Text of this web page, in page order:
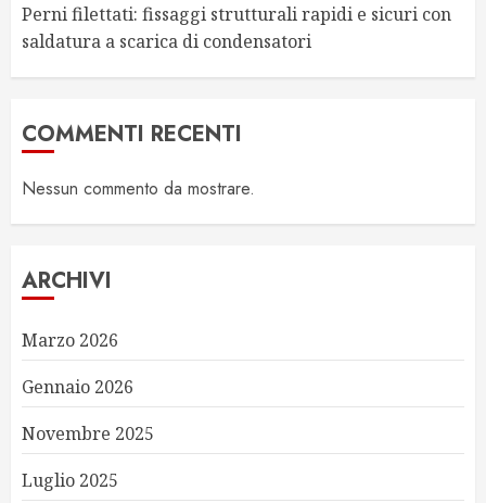
Perni filettati: fissaggi strutturali rapidi e sicuri con
saldatura a scarica di condensatori
COMMENTI RECENTI
Nessun commento da mostrare.
ARCHIVI
Marzo 2026
Gennaio 2026
Novembre 2025
Luglio 2025